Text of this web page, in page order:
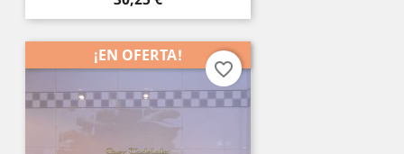
¡EN OFERTA!
favorite_border